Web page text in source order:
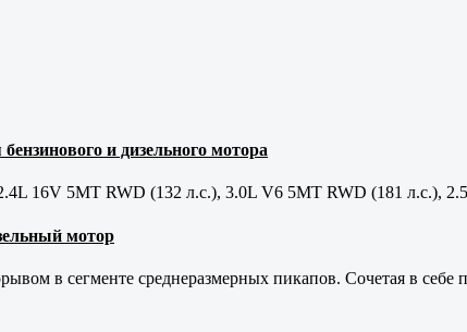
и дизельного мотора
16V 5MT RWD (132 л.с.), 3.0L V6 5MT RWD (181 л.с.),
мотор
в сегменте среднеразмерных пикапов. Сочетая в себе